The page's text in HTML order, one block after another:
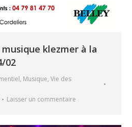
klezmer à la
02
, Musique, Vie des
Laisser un commentaire